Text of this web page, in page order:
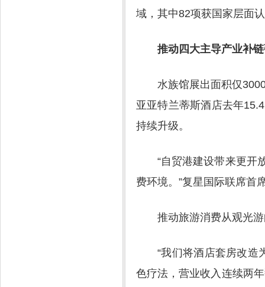
域，其中82项获国家层面
推动四大主导产业补
水族馆展出面积仅
亚亚特兰蒂斯酒店去年
持续升级。
“自贸港建设带来更开
费环境。”复星国际联席首
推动旅游消费从观光
“我们将酒店套房改造
色疗法，营业收入连续两